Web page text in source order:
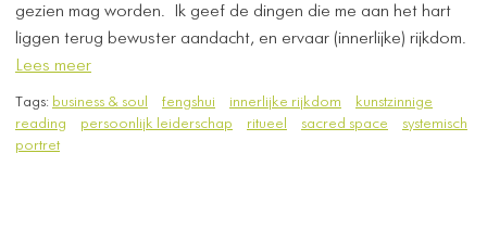
gezien mag worden. Ik geef de dingen die me aan het hart
liggen terug bewuster aandacht, en ervaar (innerlijke) rijkdom.
Lees meer
Tags: business & soul fengshui innerlijke rijkdom
kunstzinnige
reading
persoonlijk leiderschap ritueel sacred space
systemisch
portret